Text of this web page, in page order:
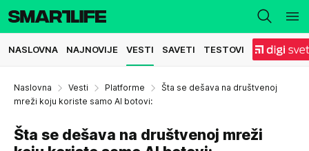
NASLOVNA NAJNOVIJE VESTI SAVETI TESTOVI
Naslovna Vesti Platforme
Šta se dešava na društvenoj
mreži koju koriste samo AI botovi:
Šta se dešava na društvenoj mreži